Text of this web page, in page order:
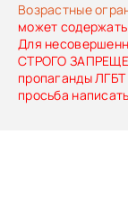
Возрастные
может
Для
СТРОГО
пропаганды
просьба